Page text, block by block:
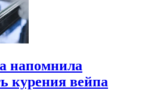
напомнила
курения вейпа